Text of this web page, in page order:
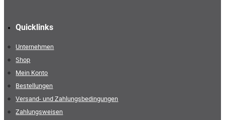
Quicklinks
Unternehmen
Shop
Mein Konto
Bestellungen
Versand- und Zahlungsbedingungen
Zahlungsweisen